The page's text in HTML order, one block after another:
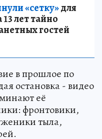
«сетку»для
лет тайно
гостей
в прошлое по
остановка - видео
её
фронтовики,
тыла,